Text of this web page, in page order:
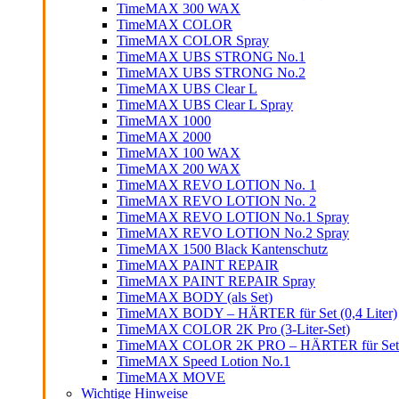
TimeMAX 300 WAX
TimeMAX COLOR
TimeMAX COLOR Spray
TimeMAX UBS STRONG No.1
TimeMAX UBS STRONG No.2
TimeMAX UBS Clear L
TimeMAX UBS Clear L Spray
TimeMAX 1000
TimeMAX 2000
TimeMAX 100 WAX
TimeMAX 200 WAX
TimeMAX REVO LOTION No. 1
TimeMAX REVO LOTION No. 2
TimeMAX REVO LOTION No.1 Spray
TimeMAX REVO LOTION No.2 Spray
TimeMAX 1500 Black Kantenschutz
TimeMAX PAINT REPAIR
TimeMAX PAINT REPAIR Spray
TimeMAX BODY (als Set)
TimeMAX BODY – HÄRTER für Set (0,4 Liter)
TimeMAX COLOR 2K Pro (3-Liter-Set)
TimeMAX COLOR 2K PRO – HÄRTER für
TimeMAX Speed Lotion No.1
TimeMAX MOVE
Wichtige Hinweise